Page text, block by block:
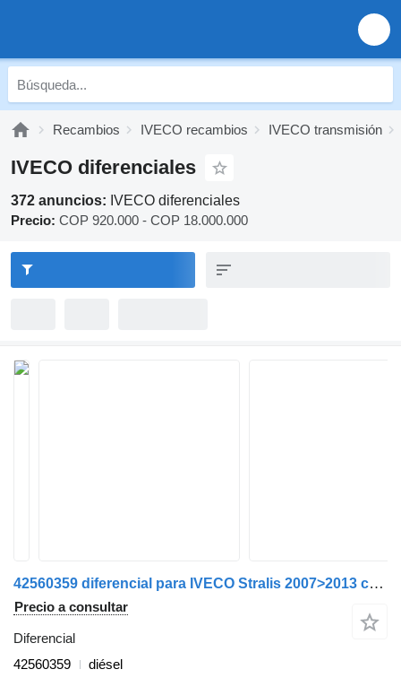
Recambios IVECO recambios IVECO transmisión
IVECO diferenciales
372 anuncios: IVECO diferenciales
Precio: COP 920.000 - COP 18.000.000
42560359 diferencial para IVECO Stralis 2007>2013 camión
Precio a consultar
Diferencial
42560359
diésel